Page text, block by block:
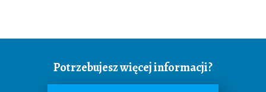
Potrzebujesz więcej informacji?